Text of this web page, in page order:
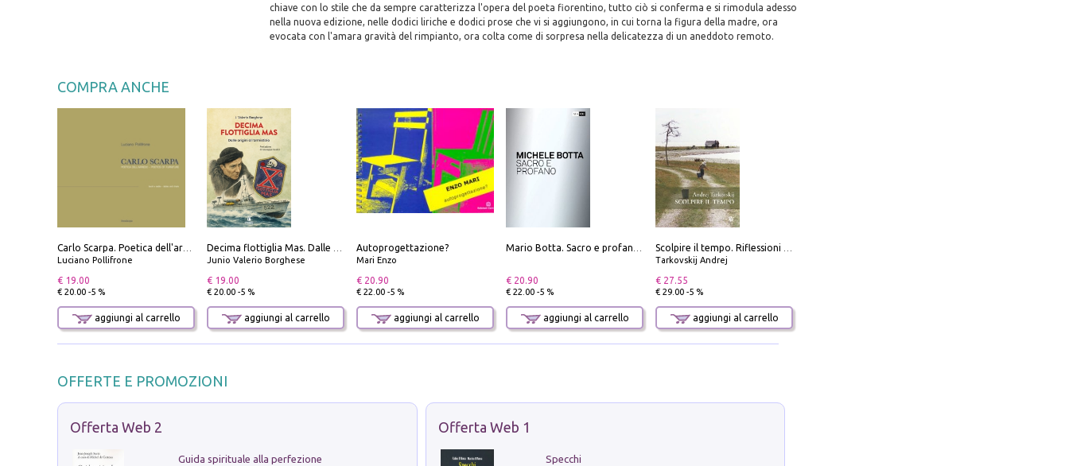
chiave con lo stile che da sempre caratterizza l'opera del poeta fiorentino, tutto ciò si conferma e si rimodula adesso
nella nuova edizione, nelle dodici liriche e dodici prose che vi si aggiungono, in cui torna la figura della madre, ora
evocata con l'amara gravità del rimpianto, ora colta come di sorpresa nella delicatezza di un aneddoto remoto.
COMPRA ANCHE
Luciano Pollifrone
€ 19.00
€ 20.00 -5 %
aggiungi al carrello
Junio Valerio Borghese
€ 19.00
€ 20.00 -5 %
aggiungi al carrello
Autoprogettazione?
Mari Enzo
€ 20.90
€ 22.00 -5 %
aggiungi al carrello
€ 20.90
€ 22.00 -5 %
aggiungi al carrello
Tarkovskij Andrej
€ 27.55
€ 29.00 -5 %
aggiungi al carrello
OFFERTE E PROMOZIONI
Offerta Web 2
Guida spirituale alla perfezione
Offerta Web 1
Specchi